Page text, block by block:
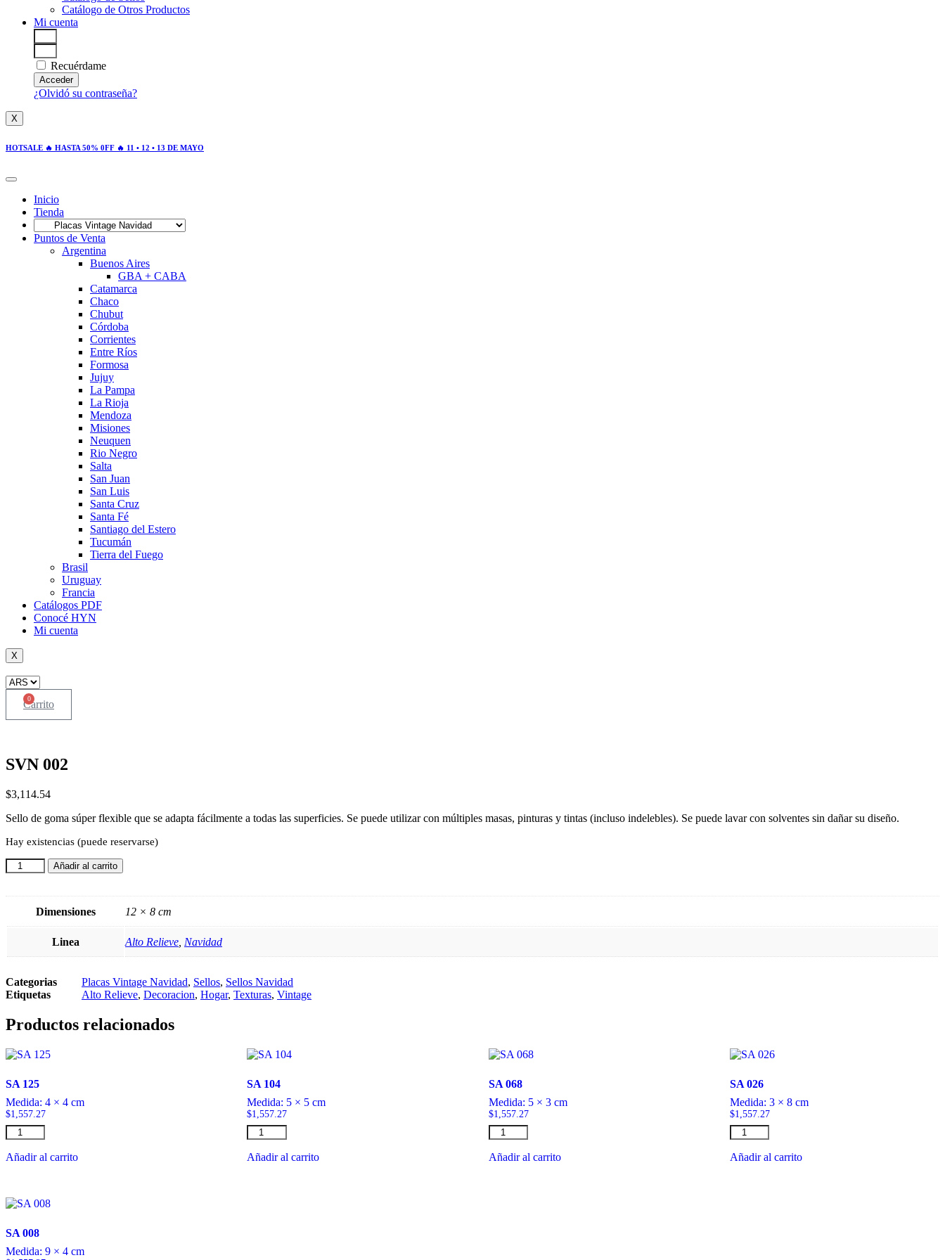
Catálogo de Otros Productos
Mi cuenta
Recuérdame
Acceder
¿Olvidó su contraseña?
X
HOTSALE 🔥 HASTA 50% 0FF 🔥 11 • 12 • 13 DE MAYO
Inicio
Tienda
Puntos de Venta
Argentina
Buenos Aires
GBA + CABA
Catamarca
Chaco
Chubut
Córdoba
Corrientes
Entre Ríos
Formosa
Jujuy
La Pampa
La Rioja
Mendoza
Misiones
Neuquen
Rio Negro
Salta
San Juan
San Luis
Santa Cruz
Santa Fé
Santiago del Estero
Tucumán
Tierra del Fuego
Brasil
Uruguay
Francia
Catálogos PDF
Conocé HYN
Mi cuenta
X
0
Carrito
SVN 002
$3,114.54
Sello de goma súper flexible que se adapta fácilmente a todas las superficies. Se puede utilizar con múltiples masas, pinturas y tintas (incluso indelebles). Se puede lavar con solventes sin dañar su diseño.
Hay existencias (puede reservarse)
SVN
002
Añadir al carrito
Dimensiones 12 × 8 cm
Linea Alto Relieve Navidad
Categorias Placas Vintage Navidad, Sellos, Sellos Navidad
Etiquetas
Alto Relieve, Decoracion, Hogar, Texturas, Vintage
Productos relacionados
SA 125
Medida: 4 × 4 cm
$1,557.27
SA
125
cantidad
Añadir al carrito
SA 104
Medida: 5 × 5 cm
$1,557.27
SA
104
cantidad
Añadir al carrito
SA 068
Medida: 5 × 3 cm
$1,557.27
SA
068
cantidad
Añadir al carrito
SA 026
Medida: 3 × 8 cm
$1,557.27
SA
026
cantidad
Añadir al carrito
SA 008
Medida: 9 × 4 cm